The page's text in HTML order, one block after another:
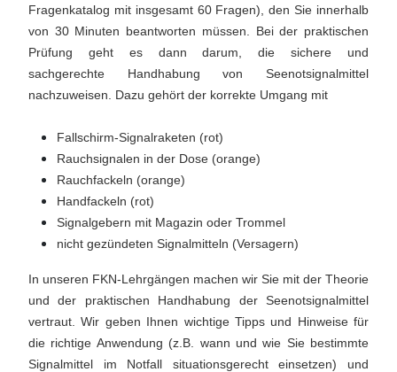
Fragenkatalog mit insgesamt 60 Fragen), den Sie innerhalb
von 30 Minuten beantworten müssen. Bei der praktischen
Prüfung geht es dann darum, die sichere und
sachgerechte Handhabung von Seenotsignalmittel
nachzuweisen
Dazu gehört der korrekte Umgang mit
Fallschirm-Signalraketen (rot)
Rauchsignalen in der Dose (orange)
Rauchfackeln (orange)
Handfackeln (rot)
Signalgebern mit Magazin oder Trommel
nicht gezündeten Signalmitteln (Versagern)
In unseren FKN-Lehrgängen machen wir Sie mit der Theorie
und der praktischen Handhabung der Seenotsignalmittel
vertraut. Wir geben Ihnen wichtige Tipps und Hinweise für
die richtige Anwendung (z.B. wann und wie Sie bestimmte
Signalmittel im Notfall situationsgerecht einsetzen) und